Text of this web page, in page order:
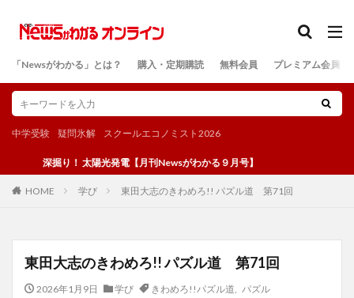
「Newsがわかる」とは？ 購入・定期購読 無料会員 プレミアム会員
中学受験 疑問氷解 スクールエコノミスト2026
深掘り！ 太陽光発電【月刊Newsがわかる９月号】
HOME 学び 東田大志のきわめろ!! パズル道 第71回
東田大志のきわめろ!! パズル道 第71回
2026年1月9日 学び きわめろ!!パズル道 パズル
検索